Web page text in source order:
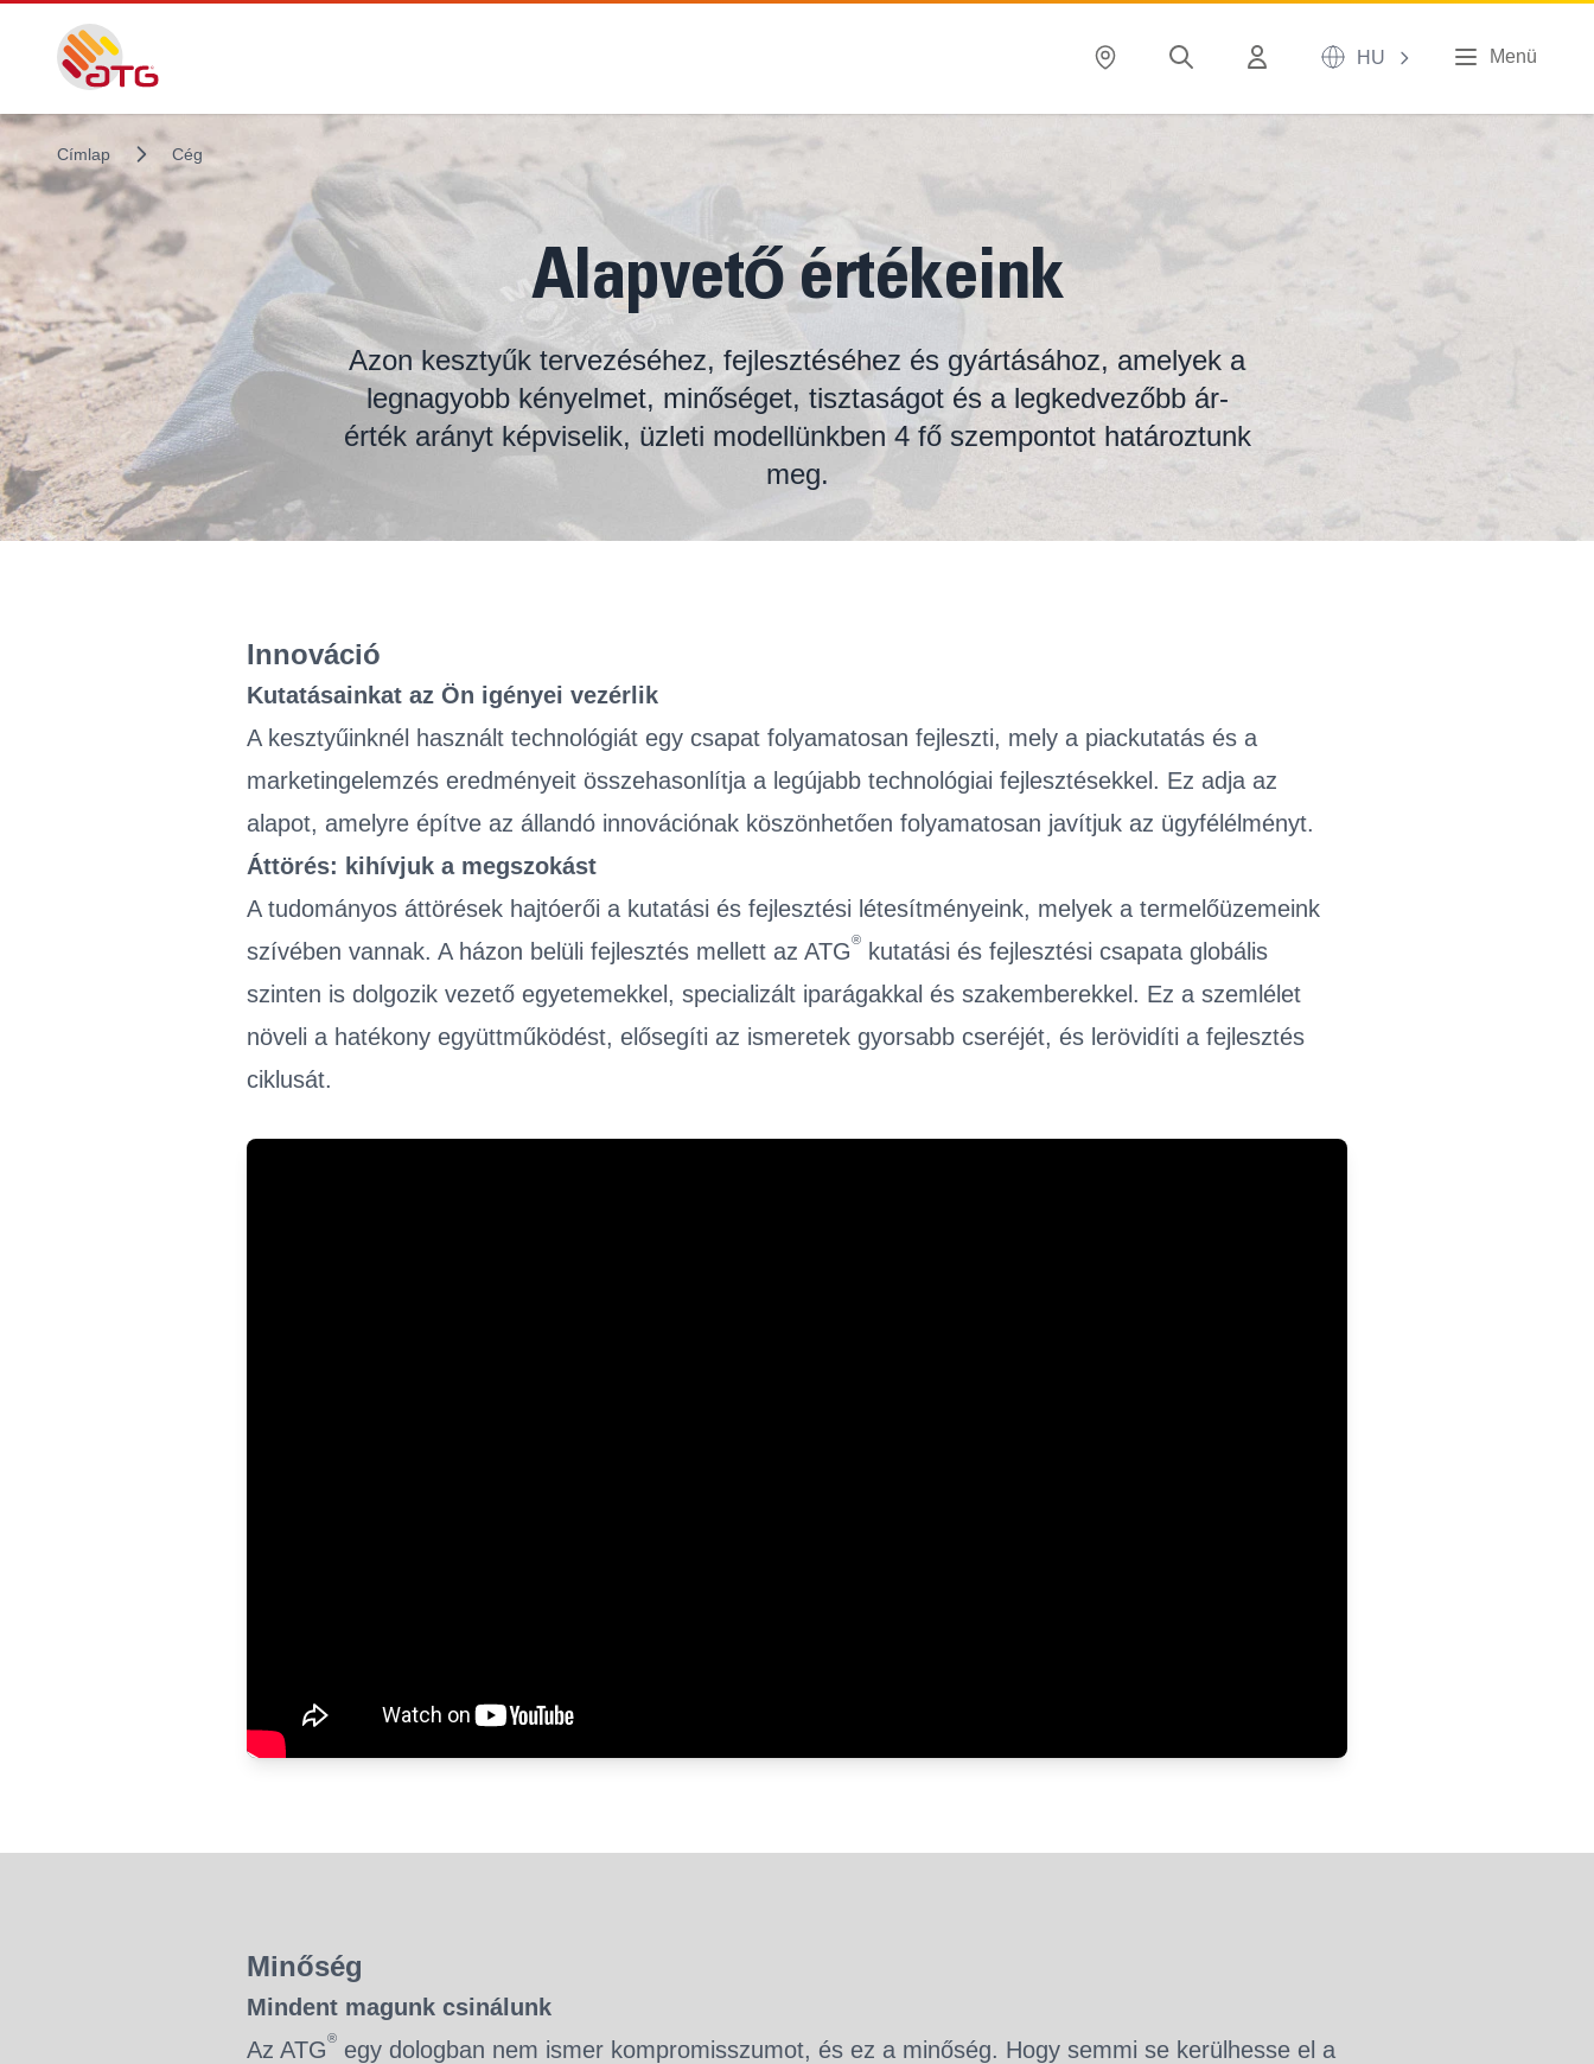
HU Menü
Címlap Cég
Alapvető értékeink
Azon kesztyűk tervezéséhez, fejlesztéséhez és gyártásához, amelyek a
legnagyobb kényelmet, minőséget, tisztaságot és a legkedvezőbb ár-
érték arányt képviselik, üzleti modellünkben 4 fő szempontot határoztunk
meg.
Innováció
Kutatásainkat az Ön igényei vezérlik
A kesztyűinknél használt technológiát egy csapat folyamatosan fejleszti, mely a piackutatás és a
marketingelemzés eredményeit összehasonlítja a legújabb technológiai fejlesztésekkel. Ez adja az
alapot, amelyre építve az állandó innovációnak köszönhetően folyamatosan javítjuk az ügyfélélményt.
Áttörés: kihívjuk a megszokást
A tudományos áttörések hajtóerői a kutatási és fejlesztési létesítményeink, melyek a termelőüzemeink
szívében vannak. A házon belüli fejlesztés mellett az ATG®
kutatási és fejlesztési csapata globális
szinten is dolgozik vezető egyetemekkel, specializált iparágakkal és szakemberekkel. Ez a szemlélet
növeli a hatékony együttműködést, elősegíti az ismeretek gyorsabb cseréjét, és lerövidíti a fejlesztés
ciklusát.
Minőség
Mindent magunk csinálunk
Az ATG® egy dologban nem ismer kompromisszumot, és ez a minőség. Hogy semmi se kerülhesse el a